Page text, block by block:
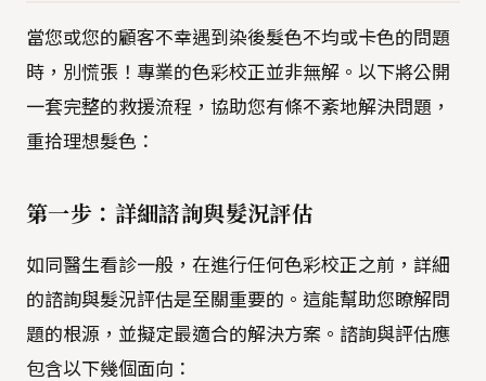
當您或您的顧客不幸遇到染後髮色不均或卡色的問題
時，別慌張！專業的色彩校正並非無解。以下將公開
一套完整的救援流程，協助您有條不紊地解決問題，
重拾理想髮色：
第一步：詳細諮詢與髮況評估
如同醫生看診一般，在進行任何色彩校正之前，詳細
的諮詢與髮況評估是至關重要的。這能幫助您瞭解問
題的根源，並擬定最適合的解決方案。諮詢與評估應
包含以下幾個面向：